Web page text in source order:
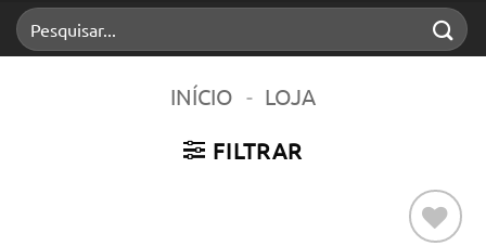
Pesquisar
por:
INÍCIO - LOJA
FILTRAR